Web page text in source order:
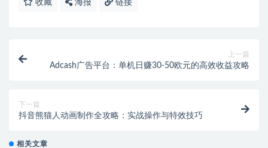
收藏 海报 链接
上一篇
Adcash广告平台：单机日赚30-50欧元的高效收益攻略
下一篇
抖音熊猫人动画制作全攻略：实战操作与特效技巧
相关文章